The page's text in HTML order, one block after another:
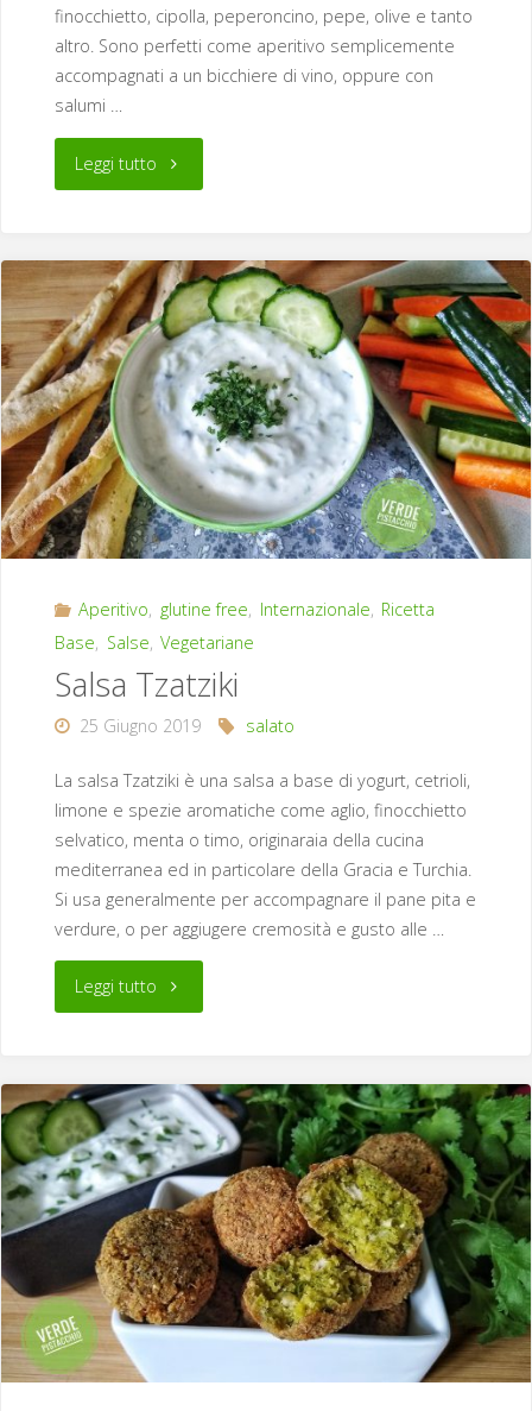
finocchietto, cipolla, peperoncino, pepe, olive e tanto
altro. Sono perfetti come aperitivo semplicemente
accompagnati a un bicchiere di vino, oppure con
salumi …
Leggi tutto"Taralli
Aperitivo, glutine free, Internazionale, Ricetta
Base, Salse, Vegetariane
Salsa Tzatziki
25 Giugno 2019 salato
La salsa Tzatziki è una salsa a base di yogurt, cetrioli,
limone e spezie aromatiche come aglio, finocchietto
selvatico, menta o timo, originaraia della cucina
mediterranea ed in particolare della Gracia e Turchia.
Si usa generalmente per accompagnare il pane pita e
verdure, o per aggiugere cremosità e gusto alle …
Leggi tutto"Salsa